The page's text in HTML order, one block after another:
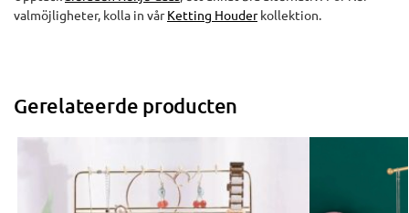
valmöjligheter, kolla in vårKetting Houderkollektion.
Gerelateerde producten